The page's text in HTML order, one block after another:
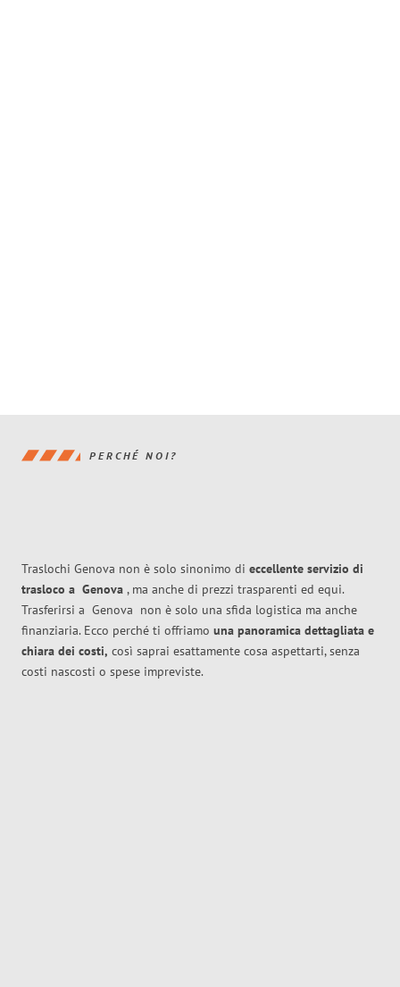
PERCHÉ NOI?
Traslochi Genova non è solo sinonimo di eccellente servizio di
trasloco a Genova , ma anche di prezzi trasparenti ed equi.
Trasferirsi a Genova non è solo una sfida logistica ma anche
finanziaria. Ecco perché ti offriamo una panoramica dettagliata e
chiara dei costi, così saprai esattamente cosa aspettarti, senza
costi nascosti o spese impreviste.